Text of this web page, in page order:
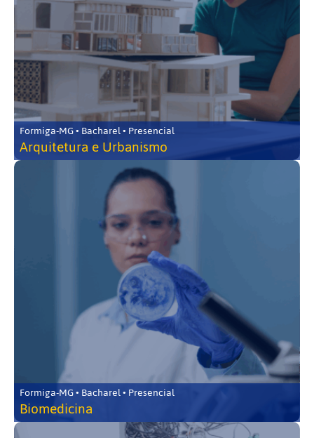
Formiga-MG • Bacharel • Presencial
Arquitetura e Urbanismo
Formiga-MG • Bacharel • Presencial
Biomedicina